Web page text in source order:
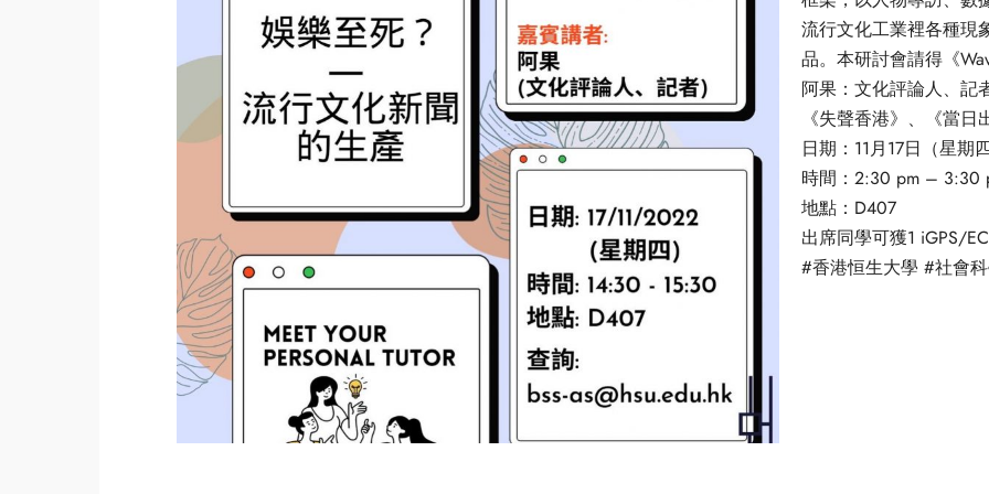
流行文化工業裡各種現
品。本研討會請得《
阿果：文化評論人、記
《失聲香港》、《當
日期：11月17日（星期
時間：2:30 pm – 3:30
地點：D407
出席同學可獲1 iGPS/
#香港恒生大學 #社會